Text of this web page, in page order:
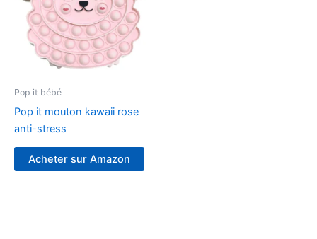
Pop it bébé
Pop it mouton kawaii rose
anti-stress
Acheter sur Amazon